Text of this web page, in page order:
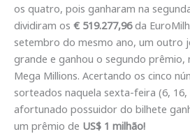
os quatro, pois ganharam na
dividiram os € 519.277,96da
setembro do mesmo ano, um outro
grande e ganhou o segundo prêmio,
Mega Millions. Acertando os cinco
sorteados naquela sexta-feira (6, 16,
afortunado possuidor do bilhete
um prêmio de US$ 1 milhão!